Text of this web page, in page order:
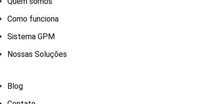
Como funciona
Sistema GPM
Nossas Soluções
Blog